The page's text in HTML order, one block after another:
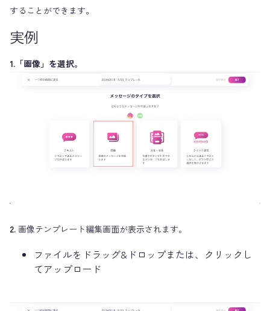
することができます。
実例
1.「画像」を選択。
2. 画像テンプレート編集画面が表示されます。
ファイルをドラッグ&ドロップまたは、クリックし
てアップロード